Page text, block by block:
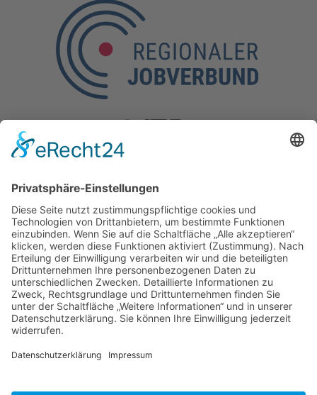
Kölner Straße 190,
57290 Neunkirchen
Tel.: 0 27 35 / 77 37-10
Mobil: 0160 / 97 26 35 52
E-Mail: info@regionaler-jobverbund.de
Sitemap
Jobs